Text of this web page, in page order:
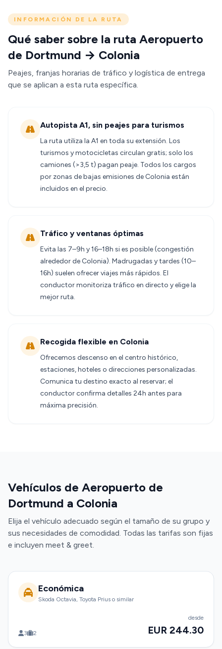
INFORMACIÓN DE LA RUTA
Qué saber sobre la ruta Aeropuerto
de Dortmund → Colonia
Peajes, franjas horarias de tráfico y logística de entrega
que se aplican a esta ruta específica.
Autopista A1, sin peajes para turismos
La ruta utiliza la A1 en toda su extensión. Los
turismos y motocicletas circulan gratis; solo los
camiones (>3,5 t) pagan peaje. Todos los cargos
por zonas de bajas emisiones de Colonia están
incluidos en el precio.
Tráfico y ventanas óptimas
Evita las 7–9h y 16–18h si es posible (congestión
alrededor de Colonia). Madrugadas y tardes (10–
16h) suelen ofrecer viajes más rápidos. El
conductor monitoriza tráfico en directo y elige la
mejor ruta.
Recogida flexible en Colonia
Ofrecemos descenso en el centro histórico,
estaciones, hoteles o direcciones personalizadas.
Comunica tu destino exacto al reservar; el
conductor confirma detalles 24h antes para
máxima precisión.
Vehículos de Aeropuerto de
Dortmund a Colonia
Elija el vehículo adecuado según el tamaño de su grupo y
sus necesidades de comodidad. Todas las tarifas son fijas
e incluyen meet & greet.
Económica
Skoda Octavia, Toyota Prius o similar
3 2
desde
EUR 244.30